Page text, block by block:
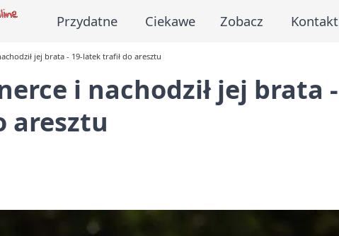
Przydatne Ciekawe Zobacz Kontakt
jej brata - 19-latek trafił do aresztu
i nachodził jej brata -
aresztu